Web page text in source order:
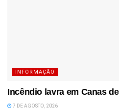
INFORMAÇÃO
Incêndio lavra em Canas
7 DE AGOSTO, 2026